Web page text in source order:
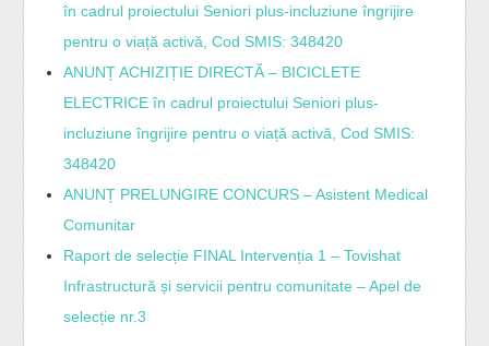
în cadrul proiectului Seniori plus-incluziune îngrijire
pentru o viață activă, Cod SMIS: 348420
ANUNȚ ACHIZIȚIE DIRECTĂ – BICICLETE
ELECTRICE în cadrul proiectului Seniori plus-
incluziune îngrijire pentru o viață activă, Cod SMIS:
348420
ANUNȚ PRELUNGIRE CONCURS – Asistent Medical
Comunitar
Raport de selecție FINAL Intervenția 1 – Tovishat
Infrastructură și servicii pentru comunitate – Apel de
selecție nr.3